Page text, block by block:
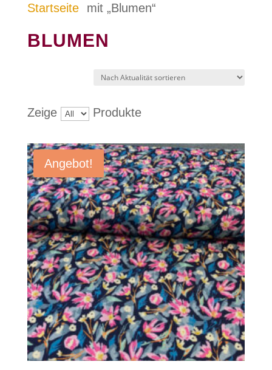
Startseite
mit „Blumen“
BLUMEN
Zeige Produkte
Angebot!